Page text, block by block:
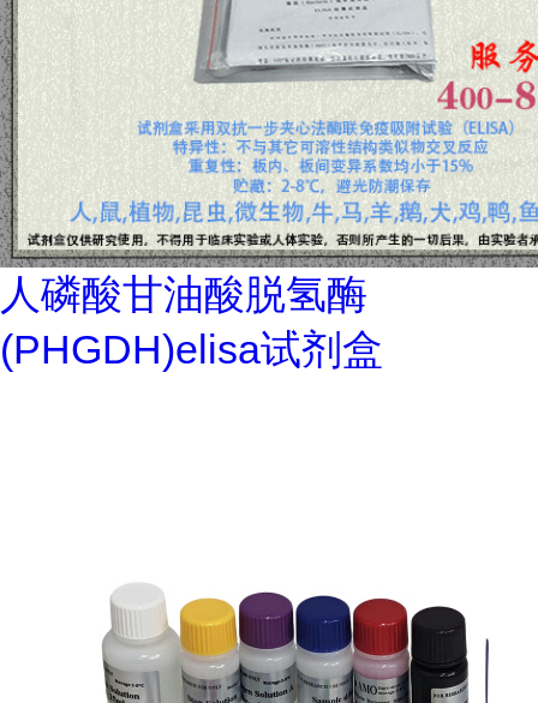
人磷酸甘油酸脱氢酶
(PHGDH)elisa试剂盒